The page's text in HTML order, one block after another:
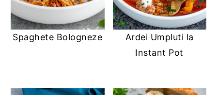
Spaghete Bologneze
Ardei Umpluti la
Instant Pot